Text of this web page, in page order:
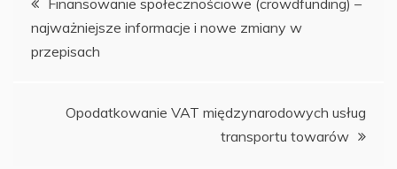
wpisu
Finansowanie społecznościowe (crowdfunding) –
najważniejsze informacje i nowe zmiany w
przepisach
Opodatkowanie VAT międzynarodowych usług
transportu towarów